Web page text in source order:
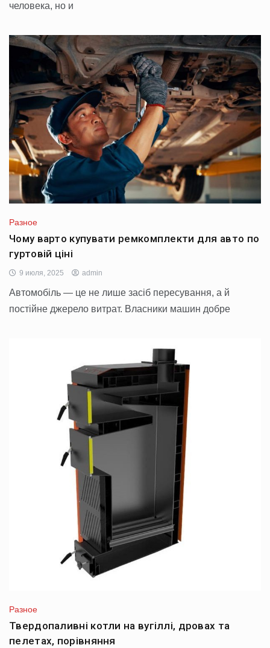
человека, но и
Разное
Чому варто купувати ремкомплекти для авто по
гуртовій ціні
9 июля, 2025 admin
Автомобіль — це не лише засіб пересування, а й
постійне джерело витрат. Власники машин добре
Разное
Твердопаливні котли на вугіллі, дровах та
пелетах, порівняння